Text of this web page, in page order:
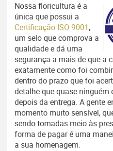
Nossa floricultura é a
única que possui a
Certificação ISO 9001,
um selo que comprova a
qualidade e dá uma
segurança a mais de que a
exatamente como foi
dentro do prazo que foi
detalhe que quase ninguém
depois da entrega. A gente
momento muito sensível,
sendo tomadas meio às
forma de pagar é uma
a sua homenagem.